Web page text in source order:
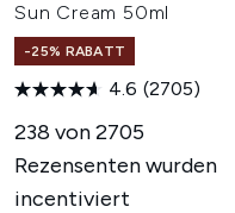
Sun Cream 50ml
-25% RABATT
4.6 (2705)
238 von 2705
Rezensenten wurden
incentiviert